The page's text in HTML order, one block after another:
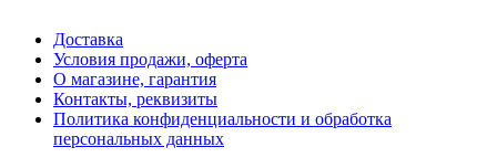
Доставка
Условия продажи, оферта
О магазине, гарантия
Контакты, реквизиты
Политика конфиденциальности и обработка
персональных данных